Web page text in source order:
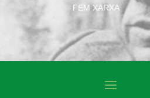
FEM XARXA